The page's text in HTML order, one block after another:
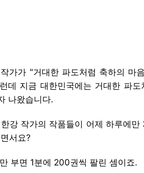
가가 "거대한 파도처럼 축하의 마
데 지금 대한민국에는 거대한 파
나왔습니다.
한강 작가의 작품들이 어제 하루에
서요?
부면 1분에 200권씩 팔린 셈이죠.